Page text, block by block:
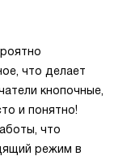
что делает
кнопочные,
и понятно!
что
режим в